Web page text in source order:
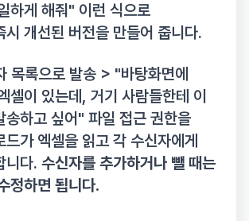
하게 해줘" 이런 식으로
시 개선된 버전을 만들어 줍니다.
목록으로 발송 > "바탕화면에
셀이 있는데, 거기 사람들한테 이
송하고 싶어" 파일 접근 권한을
드가 엑셀을 읽고 각 수신자에게
니다. 수신자를 추가하거나 뺄 때는
정하면 됩니다.